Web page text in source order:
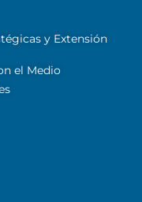
y Extensión
el Medio